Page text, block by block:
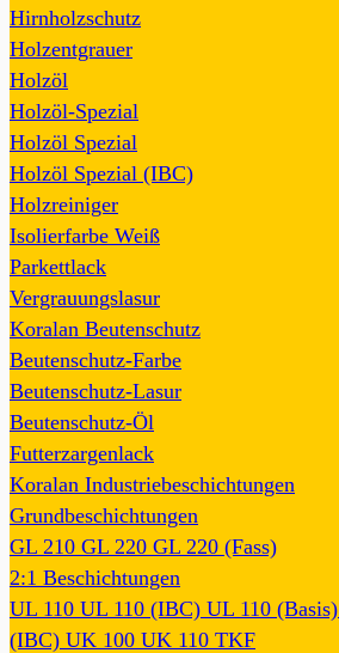
Hirnholzschutz
Holzentgrauer
Holzöl
Holzöl-Spezial
Holzöl Spezial
Holzöl Spezial (IBC)
Holzreiniger
Isolierfarbe Weiß
Parkettlack
Vergrauungslasur
Koralan Beutenschutz
Beutenschutz-Farbe
Beutenschutz-Lasur
Beutenschutz-Öl
Futterzargenlack
Koralan Industriebeschichtungen
Grundbeschichtungen
GL 210 GL 220 GL 220 (Fass)
2:1 Beschichtungen
UL 110 UL 110 (IBC) UL 110 (Basis)
(IBC) UK 100 UK 110 TKF